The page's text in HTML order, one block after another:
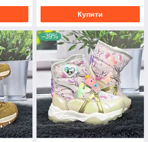
Купити
–39%